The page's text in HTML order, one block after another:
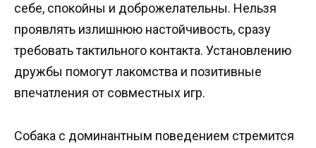
себе, спокойны и доброжелательны. Нельзя
проявлять излишнюю настойчивость, сразу
требовать тактильного контакта. Установлению
дружбы помогут лакомства и позитивные
впечатления от совместных игр.
Собака с доминантным поведением стремится